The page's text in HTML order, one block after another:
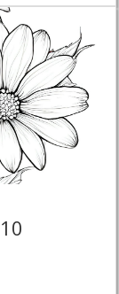
10